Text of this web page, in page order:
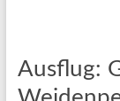
Ausflug: